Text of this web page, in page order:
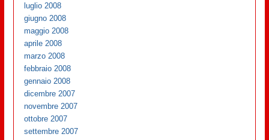
luglio 2008
giugno 2008
maggio 2008
aprile 2008
marzo 2008
febbraio 2008
gennaio 2008
dicembre 2007
novembre 2007
ottobre 2007
settembre 2007